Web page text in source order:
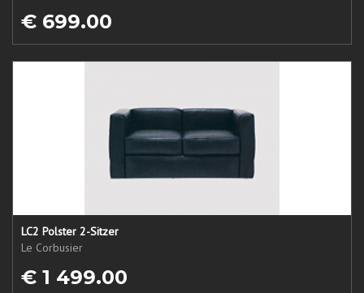
€ 699.00
LC2 Polster 2-Sitzer
Le Corbusier
€ 1 499.00